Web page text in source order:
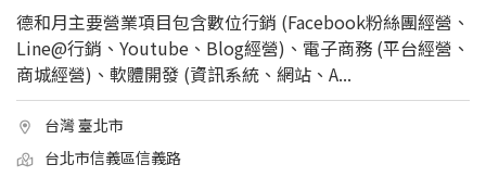
德和月主要營業項目包含數位行銷 (Facebook粉絲團經營、
Line@行銷、Youtube、Blog經營)、電子商務 (平台經營、
商城經營)、軟體開發 (資訊系統、網站、A...
台灣 臺北市
台北市信義區信義路